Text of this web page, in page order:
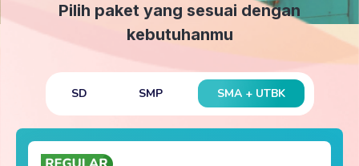
Pilih paket yang sesuai dengan
kebutuhanmu
SD SMP SMA + UTBK